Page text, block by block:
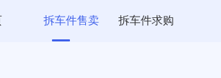
拆车件售卖 拆车件求购